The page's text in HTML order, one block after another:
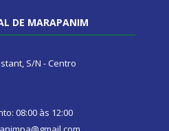
DE MARAPANIM
S/N - Centro
08:00 às 12:00